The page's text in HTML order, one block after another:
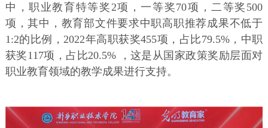
中，职业教育特等奖2项，一等奖70项，二等奖500
项，其中，教育部文件要求中职高职推荐成果不低于
1:2的比例，2022年高职获奖455项，占比79.5%，中职
获奖117项，占比20.5% ，这是从国家政策奖励层面对
职业教育领域的教学成果进行支持。